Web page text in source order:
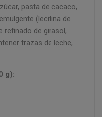
pasta de cacaco,
(lecitina de
refinado de girasol,
trazas de leche,
g):